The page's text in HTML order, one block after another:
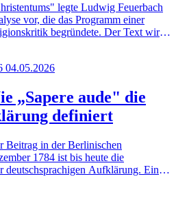
legte Ludwig Feuerbach
vor, die das Programm einer
begründete. Der Text wirkt
Gegenwart.
04.05.2026
„Sapere aude" die
definiert
Beitrag in der Berlinischen
1784 ist bis heute die
deutschsprachigen Aufklärung. Ein
das Programm bis in die säkulare